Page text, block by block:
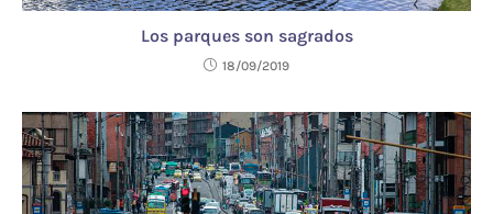
Los parques son sagrados
18/09/2019